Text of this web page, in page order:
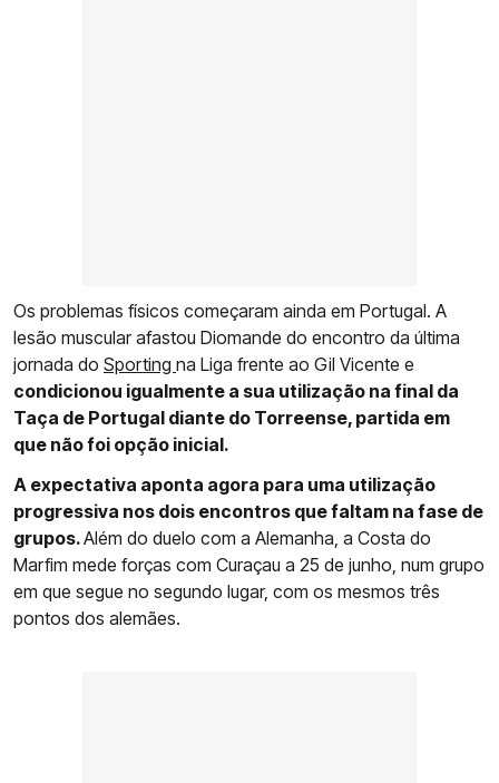
Os problemas físicos começaram ainda em Portugal. A
lesão muscular afastou Diomande do encontro da última
jornada do Sporting na Liga frente ao Gil Vicente e
condicionou igualmente a sua utilização na final da
Taça de Portugal diante do Torreense, partida em
que não foi opção inicial.
A expectativa aponta agora para uma utilização
progressiva nos dois encontros que faltam na fase de
grupos.Além do duelo com a Alemanha, a Costa do
Marfim mede forças com Curaçau a 25 de junho, num grupo
em que segue no segundo lugar, com os mesmos três
pontos dos alemães.